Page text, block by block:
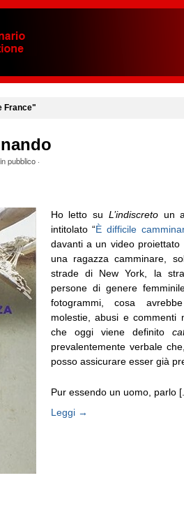
France"
pubblico·
Ho letto su L’indiscretoun
intitolato “È difficile
davanti a un video
una ragazza camminare,
strade di New York, la
persone di genere
fotogrammi, cosa
molestie, abusi e commenti
che oggi viene definito
prevalentemente verbale
posso assicurare esser già
Pur essendo un uomo, parlo
Leggi →